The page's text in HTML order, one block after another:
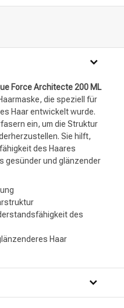
Force Architecte 200 ML
die speziell für
Haar entwickelt wurde.
ein, um die Struktur
Sie hilft,
des Haares
gesünder und glänzender
des
Haar